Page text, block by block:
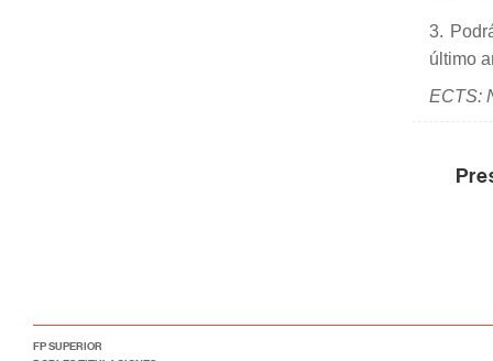
3.
último
ECTS:
FP SUPERIOR